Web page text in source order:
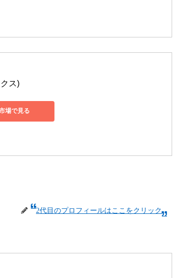
ス)
場で見る
2代目のプロフィールはここをクリック